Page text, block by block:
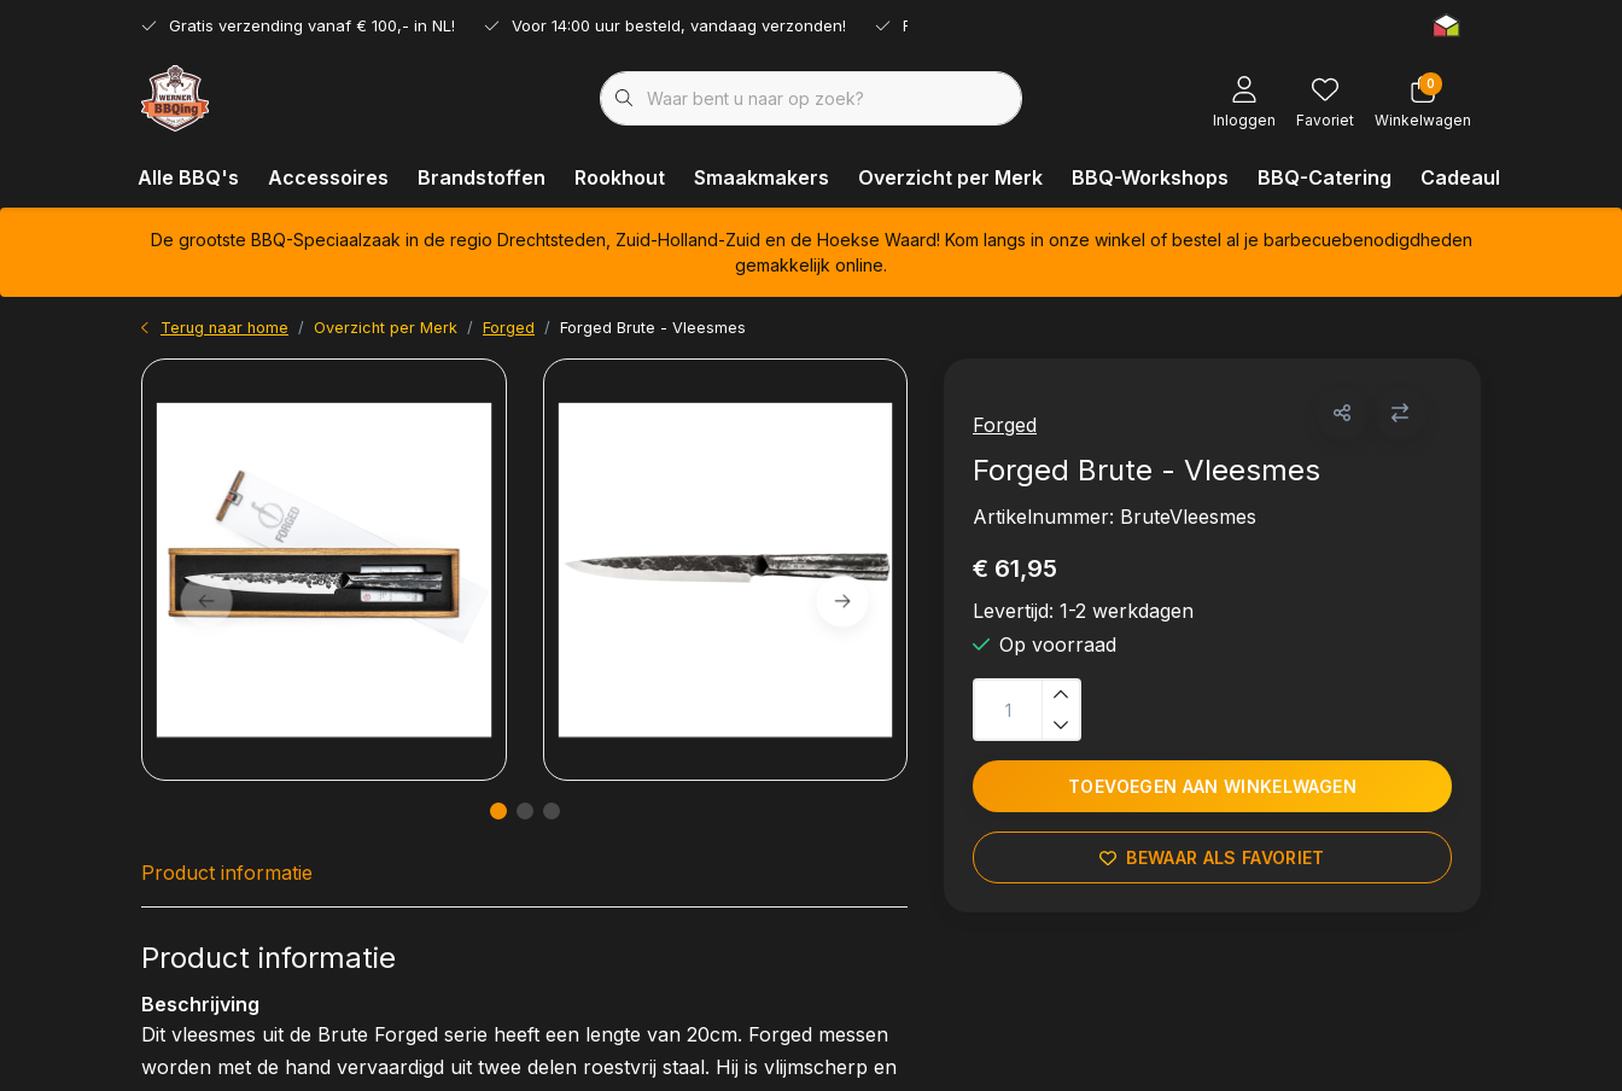
Gratis verzending vanaf € 100,- in NL! Voor 14:00 uur besteld, vandaag verzonden! Ruim assortiment!
Inloggen Favoriet
0
Winkelwagen
Alle BBQ's Accessoires Brandstoffen Rookhout Smaakmakers Overzicht per Merk BBQ-Workshops BBQ-Catering Cadeaubonnen
De grootste BBQ-Speciaalzaak in de regio Drechtsteden, Zuid-Holland-Zuid en de Hoekse Waard! Kom langs in onze winkel of bestel al je barbecuebenodigdheden
gemakkelijk online.
Terug naar home Overzicht per Merk Forged Forged Brute - Vleesmes
Forged
Forged Brute - Vleesmes
Artikelnummer: BruteVleesmes
€ 61,95
Levertijd: 1-2 werkdagen
Op voorraad
TOEVOEGEN AAN WINKELWAGEN
BEWAAR ALS FAVORIET
Product informatie
Product informatie
Beschrijving
Dit vleesmes uit de Brute Forged serie heeft een lengte van 20cm. Forged messen
worden met de hand vervaardigd uit twee delen roestvrij staal. Hij is vlijmscherp en